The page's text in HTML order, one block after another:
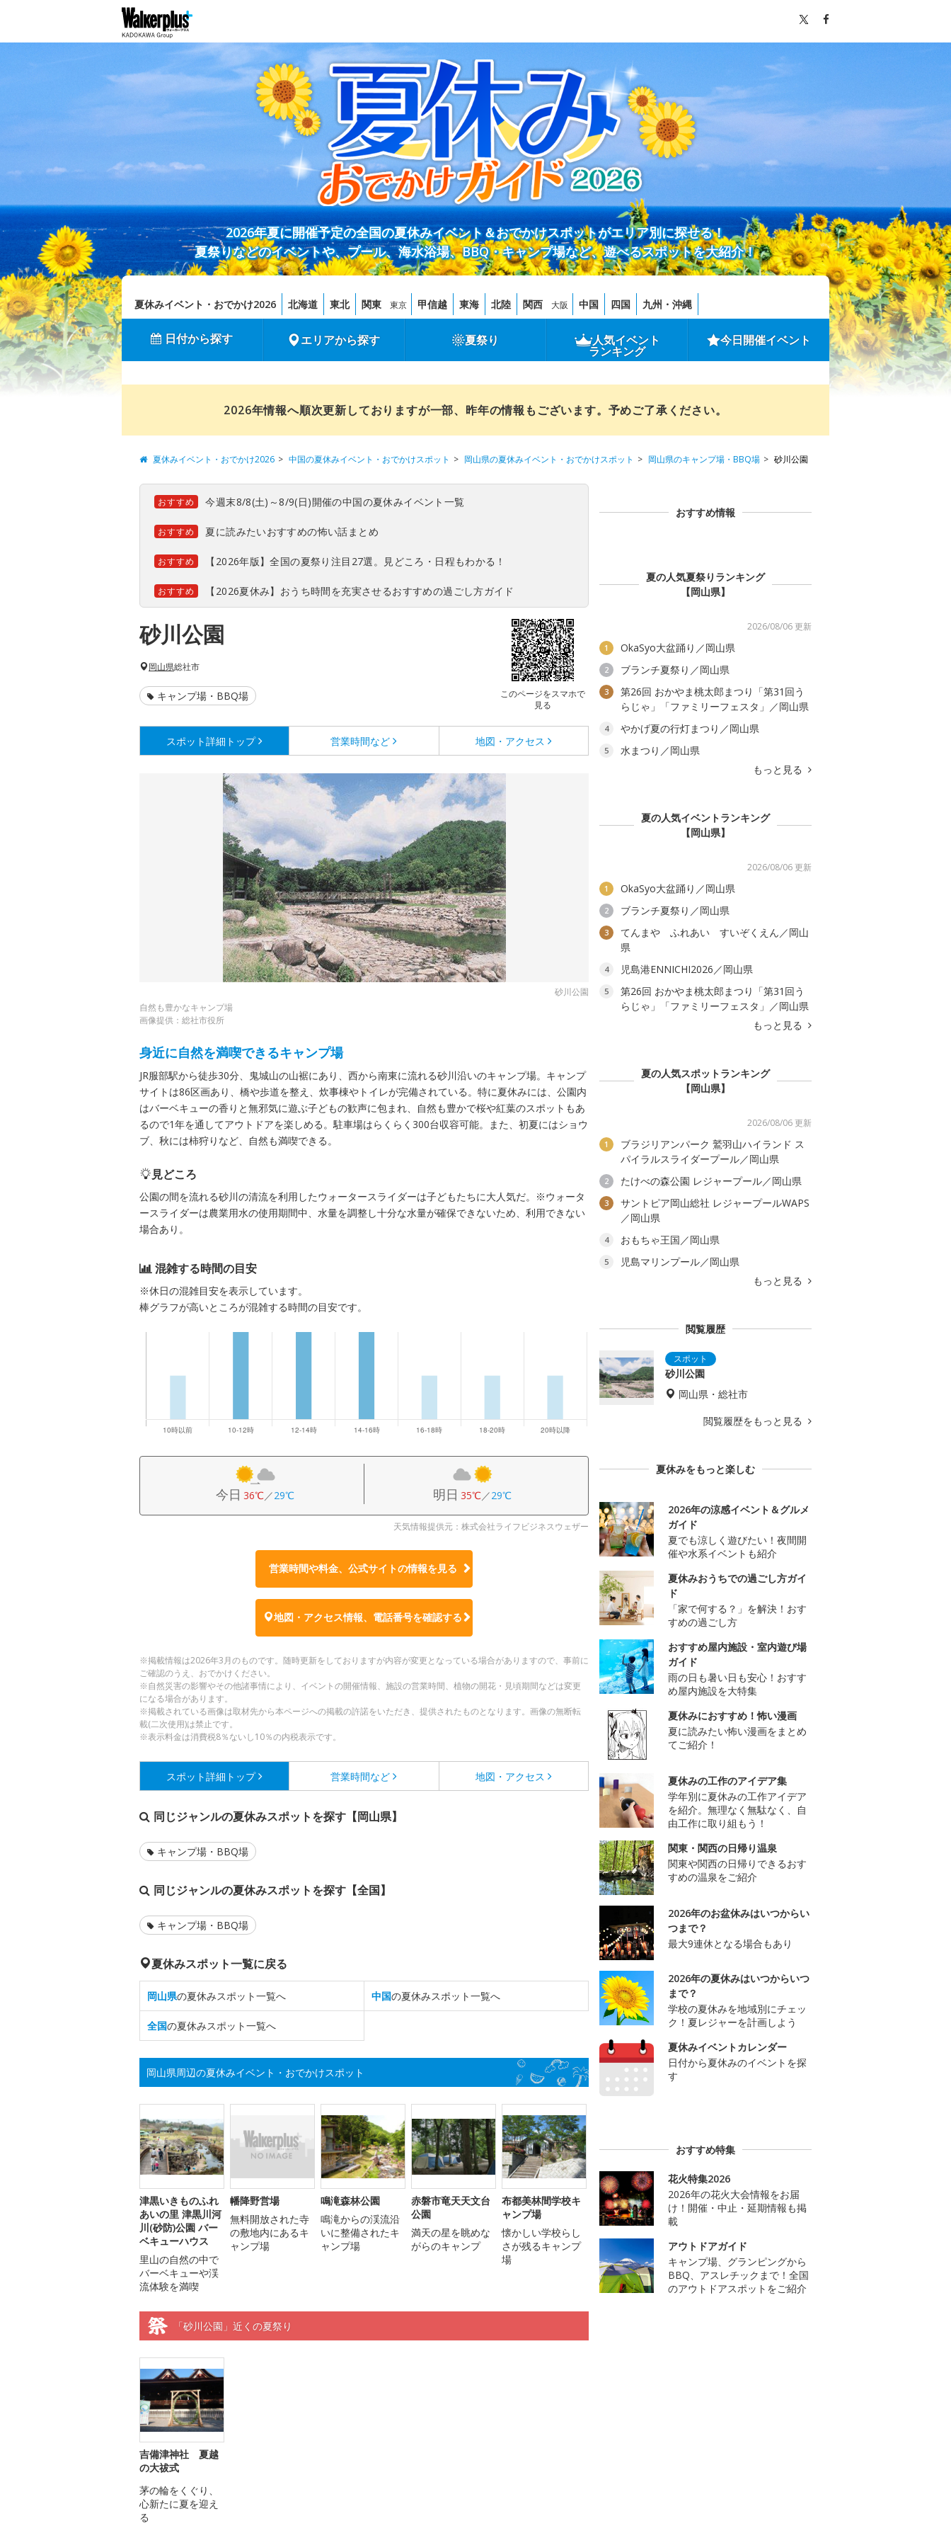
2026年夏に開催予定の全国の夏休みイベント＆おでかけスポットがエリア別に探せる！
夏祭りなどのイベントや、プール、海水浴場、BBQ・キャンプ場など、遊べるスポットを大紹介！
夏休みイベント・おでかけ2026 北海道 東北 関東 東京 甲信越 東海 北陸 関西 大阪 中国 四国 九州・沖縄
日付から探す エリアから探す 夏祭り 人気イベント
ランキング
今日開催イベント
2026年情報へ順次更新しておりますが一部、昨年の情報もございます。予めご了承ください。
夏休みイベント・おでかけ2026 中国の夏休みイベント・おでかけスポット 岡山県の夏休みイベント・おでかけスポット 岡山県のキャンプ場・BBQ場 砂川公園
おすすめ 今週末8/8(土)～8/9(日)開催の中国の夏休みイベント一覧
おすすめ 夏に読みたいおすすめの怖い話まとめ
おすすめ 【2026年版】全国の夏祭り注目27選。見どころ・日程もわかる！
おすすめ 【2026夏休み】おうち時間を充実させるおすすめの過ごし方ガイド
砂川公園
このページをスマホで
見る
岡山県総社市
キャンプ場・BBQ場
スポット詳細 トップ 営業時間など 地図・アクセス
砂川公園
自然も豊かなキャンプ場
画像提供：総社市役所
身近に自然を満喫できるキャンプ場
JR服部駅から徒歩30分、鬼城山の山裾にあり、西から南東に流れる砂川沿いのキャンプ場。キャンプ
サイトは86区画あり、橋や歩道を整え、炊事棟やトイレが完備されている。特に夏休みには、公園内
はバーベキューの香りと無邪気に遊ぶ子どもの歓声に包まれ、自然も豊かで桜や紅葉のスポットもあ
るので1年を通してアウトドアを楽しめる。駐車場はらくらく300台収容可能。また、初夏にはショウ
ブ、秋には柿狩りなど、自然も満喫できる。
見どころ
公園の間を流れる砂川の清流を利用したウォータースライダーは子どもたちに大人気だ。※ウォータ
ースライダーは農業用水の使用期間中、水量を調整し十分な水量が確保できないため、利用できない
場合あり。
混雑する時間の目安
※休日の混雑目安を表示しています。
棒グラフが高いところが混雑する時間の目安です。
今日 36℃／29℃ 明日 35℃／29℃
天気情報提供元：株式会社ライフビジネスウェザー
営業時間や料金、公式サイトの情報を見る
地図・アクセス情報、電話番号を確認する
※掲載情報は2026年3月のものです。随時更新をしておりますが内容が変更となっている場合がありますので、事前に
ご確認のうえ、おでかけください。
※自然災害の影響やその他諸事情により、イベントの開催情報、施設の営業時間、植物の開花・見頃期間などは変更
になる場合があります。
※掲載されている画像は取材先から本ページへの掲載の許諾をいただき、提供されたものとなります。画像の無断転
載(二次使用)は禁止です。
※表示料金は消費税8％ないし10％の内税表示です。
スポット詳細 トップ 営業時間など 地図・アクセス
同じジャンルの夏休みスポットを探す【岡山県】
キャンプ場・BBQ場
同じジャンルの夏休みスポットを探す【全国】
キャンプ場・BBQ場
夏休みスポット一覧に戻る
岡山県の夏休みスポット一覧へ 中国の夏休みスポット一覧へ
全国の夏休みスポット一覧へ
岡山県周辺の夏休みイベント・おでかけスポット
津黒いきものふれ
あいの里 津黒川河
川(砂防)公園 バー
ベキューハウス
里山の自然の中で
バーベキューや渓
流体験を満喫
幡降野営場
無料開放された寺
の敷地内にあるキ
ャンプ場
鳴滝森林公園
鳴滝からの渓流沿
いに整備されたキ
ャンプ場
赤磐市竜天天文台
公園
満天の星を眺めな
がらのキャンプ
布都美林間学校キ
ャンプ場
懐かしい学校らし
さが残るキャンプ
場
「砂川公園」近くの夏祭り
吉備津神社 夏越
の大祓式
茅の輪をくぐり、
心新たに夏を迎え
る
おすすめ情報
夏の人気夏祭りランキング
【岡山県】
2026/08/06 更新
1 OkaSyo大盆踊り／岡山県
2 ブランチ夏祭り／岡山県
3
第26回 おかやま桃太郎まつり「第31回う
らじゃ」「ファミリーフェスタ」／岡山県
4 やかげ夏の行灯まつり／岡山県
5
水まつり／岡山県
もっと見る
夏の人気イベントランキング
【岡山県】
2026/08/06 更新
1 OkaSyo大盆踊り／岡山県
2 ブランチ夏祭り／岡山県
3
てんまや ふれあい すいぞくえん／岡山
県
4 児島港ENNICHI2026／岡山県
5
第26回 おかやま桃太郎まつり「第31回う
らじゃ」「ファミリーフェスタ」／岡山県
もっと見る
夏の人気スポットランキング
【岡山県】
2026/08/06 更新
1
ブラジリアンパーク 鷲羽山ハイランド ス
パイラルスライダープール／岡山県
2 たけべの森公園 レジャープール／岡山県
3
サントピア岡山総社 レジャープールWAPS
／岡山県
4 おもちゃ王国／岡山県
5
児島マリンプール／岡山県
もっと見る
閲覧履歴
砂川公園
岡山県・総社市
閲覧履歴をもっと見る
夏休みをもっと楽しむ
2026年の涼感イベント＆グルメ
ガイド
夏でも涼しく遊びたい！夜間開
催や水系イベントも紹介
夏休みおうちでの過ごし方ガイ
ド
「家で何する？」を解決！おす
すめの過ごし方
おすすめ屋内施設・室内遊び場
ガイド
雨の日も暑い日も安心！おすす
め屋内施設を大特集
夏休みにおすすめ！怖い漫画
夏に読みたい怖い漫画をまとめ
てご紹介！
夏休みの工作のアイデア集
学年別に夏休みの工作アイデア
を紹介。無理なく無駄なく、自
由工作に取り組もう！
関東・関西の日帰り温泉
関東や関西の日帰りできるおす
すめの温泉をご紹介
2026年のお盆休みはいつからい
つまで？
最大9連休となる場合もあり
2026年の夏休みはいつからいつ
まで？
学校の夏休みを地域別にチェッ
ク！夏レジャーを計画しよう
夏休みイベントカレンダー
日付から夏休みのイベントを探
す
おすすめ特集
花火特集2026
2026年の花火大会情報をお届
け！開催・中止・延期情報も掲
載
アウトドアガイド
キャンプ場、グランピングから
BBQ、アスレチックまで！全国
のアウトドアスポットをご紹介